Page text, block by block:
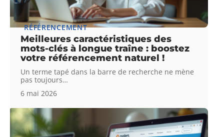
RÉFÉRENCEMENT
Meilleures caractéristiques des
mots-clés à longue traîne : boostez
votre référencement naturel !
Un terme tapé dans la barre de recherche ne mène
pas toujours…
6 mai 2026